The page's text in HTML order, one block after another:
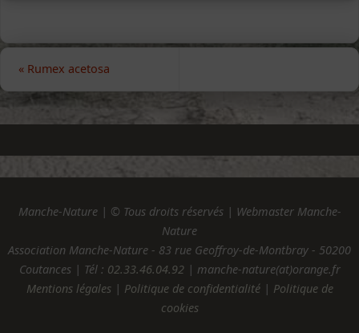
«Rumex acetosa
Manche-Nature | © Tous droits réservés | Webmaster Manche-
Nature
Association Manche-Nature - 83 rue Geoffroy-de-Montbray - 50200
Coutances | Tél : 02.33.46.04.92| manche-nature(at)orange.fr
Mentions légales| Politique de confidentialité| Politique de
cookies